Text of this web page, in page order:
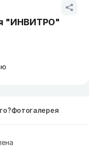
"ИНВИТРО"
Фотогалерея